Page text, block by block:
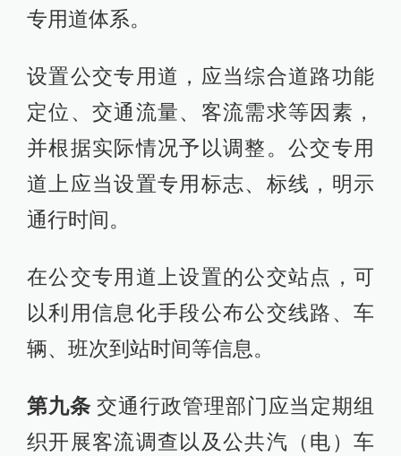
专用道体系。
设置公交专用道，应当综合道路功能
定位、交通流量、客流需求等因素，
并根据实际情况予以调整。公交专用
道上应当设置专用标志、标线，明示
通行时间。
在公交专用道上设置的公交站点，可
以利用信息化手段公布公交线路、车
辆、班次到站时间等信息。
第九条 交通行政管理部门应当定期组
织开展客流调查以及公共汽（电）车